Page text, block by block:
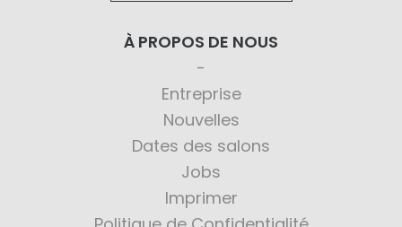
À PROPOS DE NOUS
Entreprise
Nouvelles
Dates des salons
Jobs
Imprimer